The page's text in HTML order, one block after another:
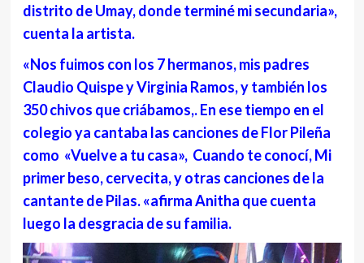
distrito de Umay, donde terminé mi secundaria»,
cuenta la artista.
«Nos fuimos con los 7 hermanos, mis padres
Claudio Quispe y Virginia Ramos, y también los
350 chivos que criábamos,. En ese tiempo en el
colegio ya cantaba las canciones de Flor Pileña
como «Vuelve a tu casa», Cuando te conocí, Mi
primer beso, cervecita, y otras canciones de la
cantante de Pilas. «afirma Anitha que cuenta
luego la desgracia de su familia.